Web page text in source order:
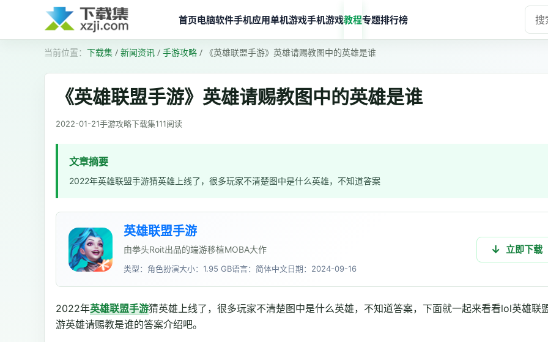
首页电脑软件手机应用单机游戏手机游戏教程专题排行榜
下载集 / 新闻资讯 / 手游攻略 / 《英雄联盟手游》英雄请赐教图中的英雄是谁
《英雄联盟手游》英雄请赐教图中的英雄是谁
2022-01-21手游攻略下载集111阅读
文章摘要
2022年英雄联盟手游猜英雄上线了，很多玩家不清楚图中是什么英雄，不知道答案
英雄联盟手游
由拳头Roit出品的端游移植MOBA大作
类型：角色扮演大小：1.95 GB语言：简体中文日期：2024-09-16
立即下载
2022年英雄联盟手游猜英雄上线了，很多玩家不清楚图中是什么英雄，不知道答案，下面就一起来看看lol英雄联
游英雄请赐教是谁的答案介绍吧。